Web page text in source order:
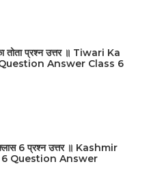
का तोता प्रश्न उत्तर ॥ Tiwari Ka
Answer Class 6
6 प्रश्न उत्तर ॥ Kashmir
6 Question Answer